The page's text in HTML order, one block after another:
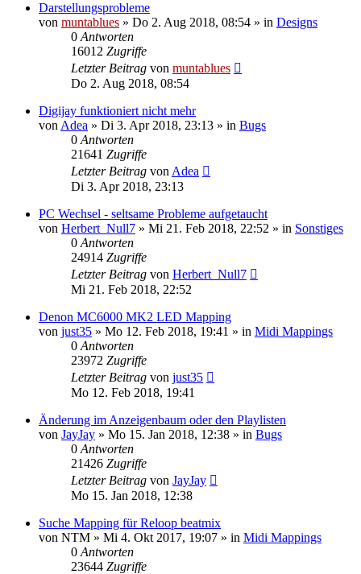
Darstellungsprobleme
von muntablues » Do 2. Aug 2018, 08:54 » in Designs
0 Antworten
16012 Zugriffe
Letzter Beitrag von muntablues
Do 2. Aug 2018, 08:54
Digijay funktioniert nicht mehr
von Adea » Di 3. Apr 2018, 23:13 » in Bugs
0 Antworten
21641 Zugriffe
Letzter Beitrag von Adea
Di 3. Apr 2018, 23:13
PC Wechsel - seltsame Probleme aufgetaucht
von Herbert_Null7 » Mi 21. Feb 2018, 22:52 » in Sonstiges
0 Antworten
24914 Zugriffe
Letzter Beitrag von Herbert_Null7
Mi 21. Feb 2018, 22:52
Denon MC6000 MK2 LED Mapping
von just35 » Mo 12. Feb 2018, 19:41 » in Midi Mappings
0 Antworten
23972 Zugriffe
Letzter Beitrag von just35
Mo 12. Feb 2018, 19:41
Änderung im Anzeigenbaum oder den Playlisten
von JayJay » Mo 15. Jan 2018, 12:38 » in Bugs
0 Antworten
21426 Zugriffe
Letzter Beitrag von JayJay
Mo 15. Jan 2018, 12:38
Suche Mapping für Reloop beatmix
von NTM » Mi 4. Okt 2017, 19:07 » in Midi Mappings
0 Antworten
23644 Zugriffe